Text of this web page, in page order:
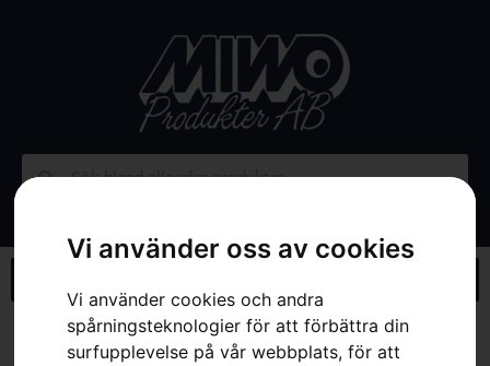
Vi använder oss av cookies
Vi använder cookies och andra
spårningsteknologier för att förbättra din
surfupplevelse på vår webbplats, för att
»Webbutik»Husqvarna VARI-CUT S85